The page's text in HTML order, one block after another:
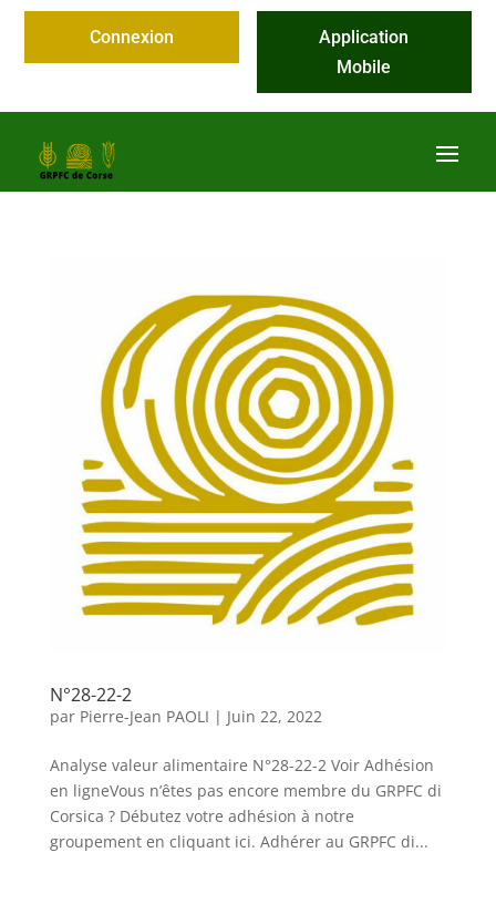
Connexion
Application
Mobile
N°28-22-2
par Pierre-Jean PAOLI | Juin 22, 2022
Analyse valeur alimentaire N°28-22-2 Voir Adhésion
en ligneVous n’êtes pas encore membre du GRPFC di
Corsica ? Débutez votre adhésion à notre
groupement en cliquant ici. Adhérer au GRPFC di...